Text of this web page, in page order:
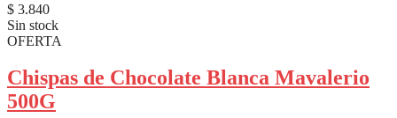
$ 3.840
Sin stock
OFERTA
Chispas de Chocolate Blanca Mavalerio
500G